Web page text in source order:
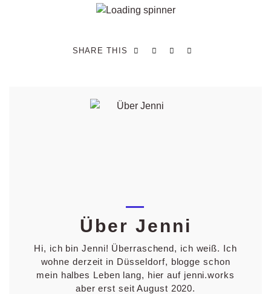
SHARE THIS
Über Jenni
Hi, ich bin Jenni! Überraschend, ich weiß. Ich
wohne derzeit in Düsseldorf, blogge schon
mein halbes Leben lang, hier auf jenni.works
aber erst seit August 2020.